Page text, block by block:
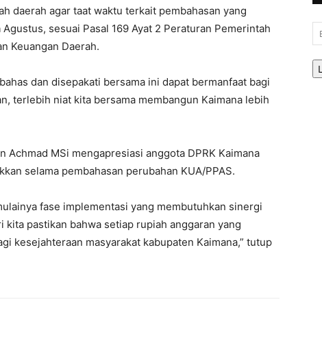
daerah agar taat waktu terkait pembahasan yang
sesuai Pasal 169 Ayat 2 Peraturan Pemerintah
Keuangan Daerah.
dan disepakati bersama ini dapat bermanfaat bagi
terlebih niat kita bersama membangun Kaimana lebih
Achmad MSi mengapresiasi anggota DPRK Kaimana
selama pembahasan perubahan KUA/PPAS.
fase implementasi yang membutuhkan sinergi
pastikan bahwa setiap rupiah anggaran yang
kesejahteraan masyarakat kabupaten Kaimana,” tutup